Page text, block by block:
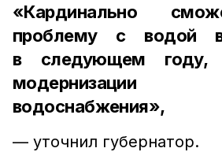
«Кардинально
проблему с водой в
в следующем
модернизации
водоснабжения»,
— уточнил губернатор.